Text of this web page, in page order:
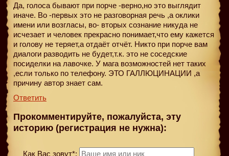
Да, голоса бывают при порче -верно,но это выглядит
иначе. Во -первых это не разговорная речь ,а оклики
имени или возгласы, во- вторых сознание никуда не
исчезает и человек прекрасно понимает,что ему кажется
и голову не теряет,а отдаёт отчёт. Никто при порче вам
диалоги разводить не будет,т.к. это не соседские
посиделки на лавочке. У мага возможностей нет таких
,если только по телефону. ЭТО ГАЛЛЮЦИНАЦИИ ,а
причину автор знает сам.
Ответить
Прокомментируйте, пожалуйста, эту
историю (регистрация не нужна):
Как Вас зовут*: